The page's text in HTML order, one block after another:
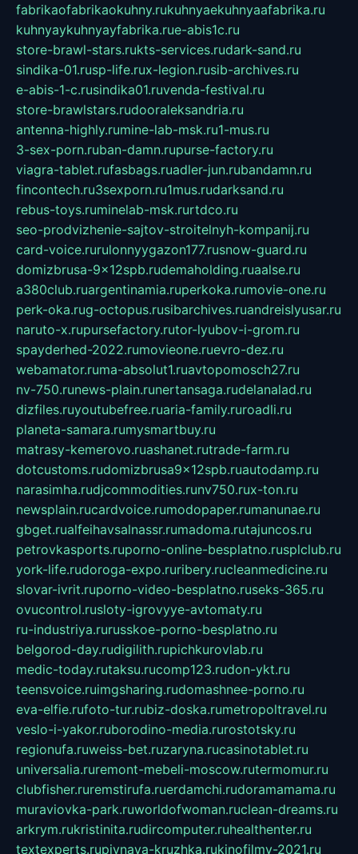
fabrikaofabrikaokuhny.rukuhnyaekuhnyaafabrika.ru
kuhnyaykuhnyayfabrika.rue-abis1c.ru
store-brawl-stars.rukts-services.rudark-sand.ru
sindika-01.rusp-life.rux-legion.rusib-archives.ru
e-abis-1-c.rusindika01.ruvenda-festival.ru
store-brawlstars.rudooraleksandria.ru
antenna-highly.rumine-lab-msk.ru1-mus.ru
3-sex-porn.ruban-damn.rupurse-factory.ru
viagra-tablet.rufasbags.ruadler-jun.rubandamn.ru
fincontech.ru3sexporn.ru1mus.rudarksand.ru
rebus-toys.ruminelab-msk.rurtdco.ru
seo-prodvizhenie-sajtov-stroitelnyh-kompanij.ru
card-voice.rurulonnyygazon177.rusnow-guard.ru
domizbrusa-9x12spb.rudemaholding.ruaalse.ru
a380club.ruargentinamia.ruperkoka.rumovie-one.ru
perk-oka.rug-octopus.rusibarchives.ruandreislyusar.ru
naruto-x.rupursefactory.rutor-lyubov-i-grom.ru
spayderhed-2022.rumovieone.ruevro-dez.ru
webamator.ruma-absolut1.ruavtopomosch27.ru
nv-750.runews-plain.runertansaga.rudelanalad.ru
dizfiles.ruyoutubefree.ruaria-family.ruroadli.ru
planeta-samara.rumysmartbuy.ru
matrasy-kemerovo.ruashanet.rutrade-farm.ru
dotcustoms.rudomizbrusa9x12spb.ruautodamp.ru
narasimha.rudjcommodities.runv750.rux-ton.ru
newsplain.rucardvoice.rumodopaper.rumanunae.ru
gbget.rualfeihavsalnassr.rumadoma.rutajuncos.ru
petrovkasports.ruporno-online-besplatno.rusplclub.ru
york-life.rudoroga-expo.ruribery.rucleanmedicine.ru
slovar-ivrit.ruporno-video-besplatno.ruseks-365.ru
ovucontrol.rusloty-igrovyye-avtomaty.ru
ru-industriya.rurusskoe-porno-besplatno.ru
belgorod-day.rudigilith.rupichkurovlab.ru
medic-today.rutaksu.rucomp123.rudon-ykt.ru
teensvoice.ruimgsharing.rudomashnee-porno.ru
eva-elfie.rufoto-tur.rubiz-doska.rumetropoltravel.ru
veslo-i-yakor.ruborodino-media.rurostotsky.ru
regionufa.ruweiss-bet.ruzaryna.rucasinotablet.ru
universalia.ruremont-mebeli-moscow.rutermomur.ru
clubfisher.ruremstirufa.ruerdamchi.rudoramamama.ru
muraviovka-park.ruworldofwoman.ruclean-dreams.ru
arkrym.rukristinita.rudircomputer.ruhealthenter.ru
textexperts.rupivnaya-kruzhka.rukinofilmy-2021.ru